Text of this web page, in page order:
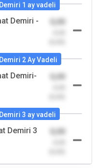
1 ay vadeli
Demiri -
2 Ay Vadeli
Demiri-
3 ay vadeli
Demiri 3